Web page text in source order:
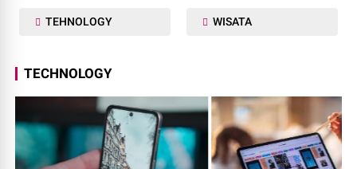
TEHNOLOGY WISATA
TECHNOLOGY